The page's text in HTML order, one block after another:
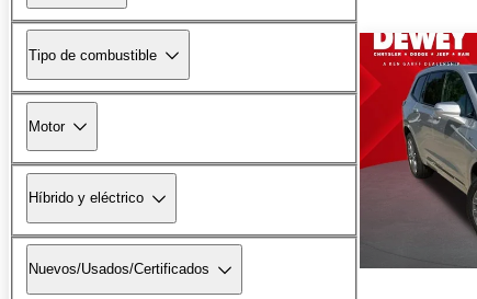
Tipo de combustible
Motor
Híbrido y eléctrico
Nuevos/Usados/Certificados